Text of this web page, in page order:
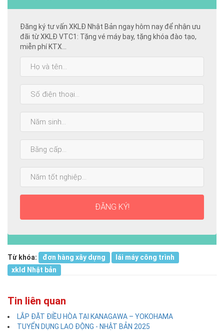
Đăng ký tư vấn XKLĐ Nhật Bản ngay hôm nay để nhận ưu
đãi từ XKLĐ VTC1: Tặng vé máy bay, tặng khóa đào tạo,
miễn phí KTX...
sinh:
cấp
nhất:
ĐĂNG KÝ!
Từ khóa: đơn hàng xây dựng
lái máy công trình
xkld Nhật bản
Tin liên quan
LẮP ĐẶT ĐIỀU HÒA TẠI KANAGAWA – YOKOHAMA
TUYỂN DỤNG LAO ĐỘNG - NHẬT BẢN 2025